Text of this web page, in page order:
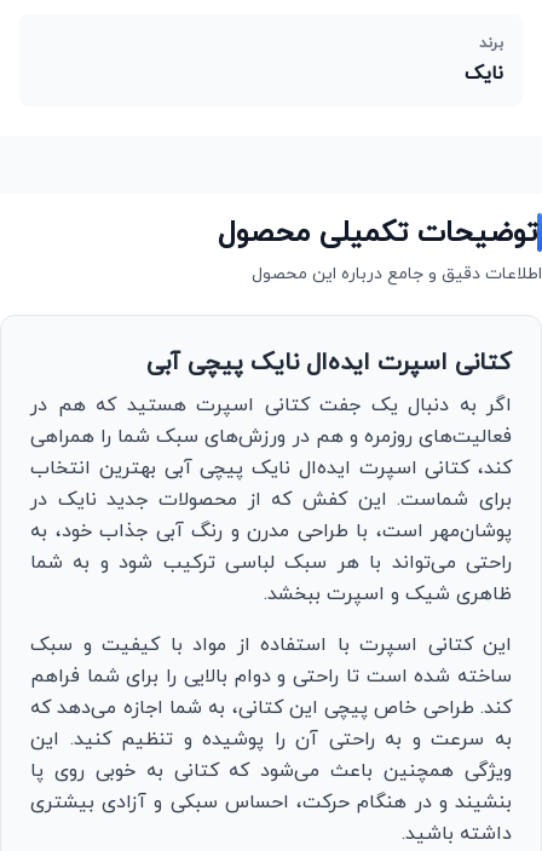
برند
نایک
توضیحات تکمیلی محصول
اطلاعات دقیق و جامع درباره این محصول
کتانی اسپرت ایده‌ال نایک پیچی آبی
اگر به دنبال یک جفت کتانی اسپرت هستید که هم در
فعالیت‌های روزمره و هم در ورزش‌های سبک شما را همراهی
کند، کتانی اسپرت ایده‌ال نایک پیچی آبی بهترین انتخاب
برای شماست. این کفش که از محصولات جدید نایک در
پوشان‌مهر است، با طراحی مدرن و رنگ آبی جذاب خود، به
راحتی می‌تواند با هر سبک لباسی ترکیب شود و به شما
ظاهری شیک و اسپرت ببخشد.
این کتانی اسپرت با استفاده از مواد با کیفیت و سبک
ساخته شده است تا راحتی و دوام بالایی را برای شما فراهم
کند. طراحی خاص پیچی این کتانی، به شما اجازه می‌دهد که
به سرعت و به راحتی آن را پوشیده و تنظیم کنید. این
ویژگی همچنین باعث می‌شود که کتانی به خوبی روی پا
بنشیند و در هنگام حرکت، احساس سبکی و آزادی بیشتری
داشته باشید.